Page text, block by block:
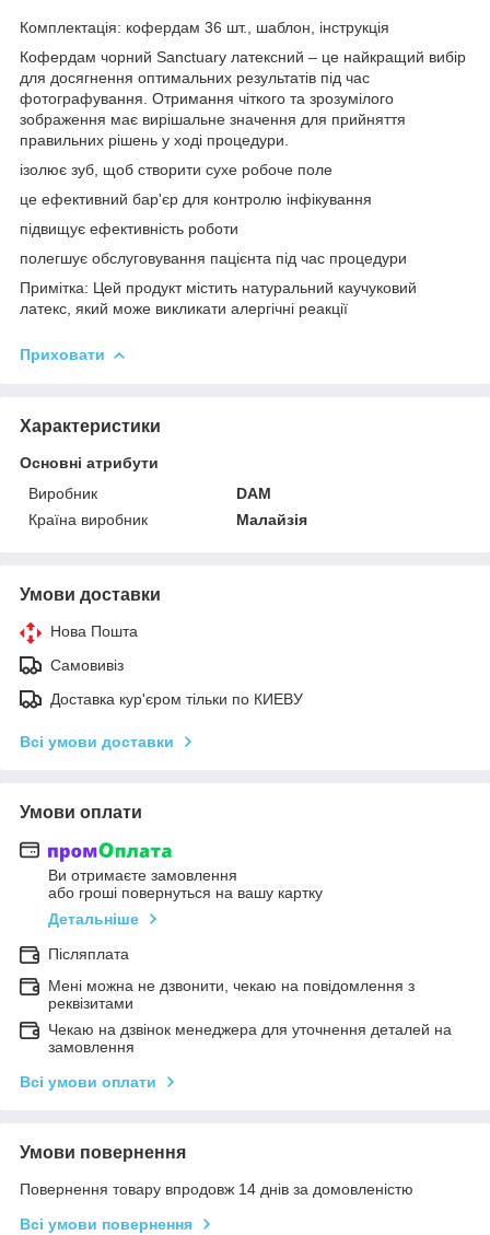
Комплектація: кофердам 36 шт., шаблон, інструкція
Кофердам чорний Sanctuary латексний – це найкращий вибір
для досягнення оптимальних результатів під час
фотографування. Отримання чіткого та зрозумілого
зображення має вирішальне значення для прийняття
правильних рішень у ході процедури.
ізолює зуб, щоб створити сухе робоче поле
це ефективний бар'єр для контролю інфікування
підвищує ефективність роботи
полегшує обслуговування пацієнта під час процедури
Примітка: Цей продукт містить натуральний каучуковий
латекс, який може викликати алергічні реакції
Приховати
Характеристики
Основні атрибути
Виробник
DAM
Країна виробник
Малайзія
Умови доставки
Нова Пошта
Самовивіз
Доставка кур'єром тільки по КИЕВУ
Всі умови доставки
Умови оплати
Ви отримаєте замовлення
або гроші повернуться на вашу картку
Детальніше
Післяплата
Мені можна не дзвонити, чекаю на повідомлення з
реквізитами
Чекаю на дзвінок менеджера для уточнення деталей на
замовлення
Всі умови оплати
Умови повернення
Повернення товару впродовж 14 днів за домовленістю
Всі умови повернення